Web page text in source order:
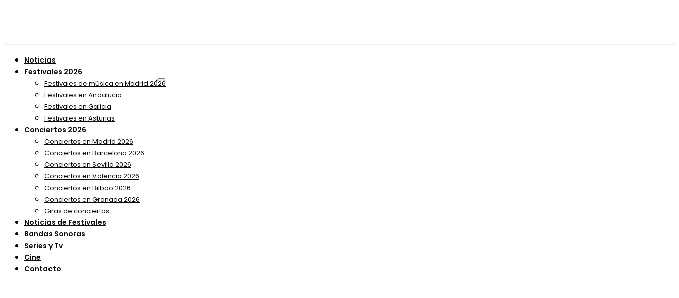
Noticias
Festivales 2026
Festivales de música en Madrid 2026
Festivales en Andalucia
Festivales en Galicia
Festivales en Asturias
Conciertos 2026
Conciertos en Madrid 2026
Conciertos en Barcelona 2026
Conciertos en Sevilla 2026
Conciertos en Valencia 2026
Conciertos en Bilbao 2026
Conciertos en Granada 2026
Giras de conciertos
Noticias de Festivales
Bandas Sonoras
Series y Tv
Cine
Contacto